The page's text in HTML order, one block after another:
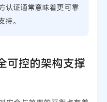
认证通常意味着更可靠
。
可控的架构支撑